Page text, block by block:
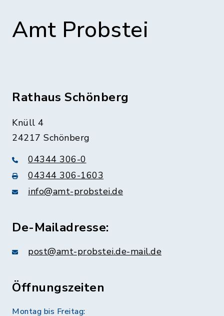
Amt Probstei
Rathaus Schönberg
Knüll 4
24217 Schönberg
04344 306-0
04344 306-1603
info@amt-probstei.de
De-Mailadresse:
post@amt-probstei.de-mail.de
Öffnungszeiten
Montag bis Freitag: